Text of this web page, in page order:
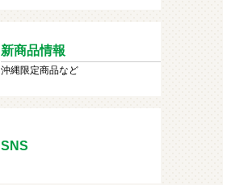
新商品情報
沖縄限定商品など
SNS